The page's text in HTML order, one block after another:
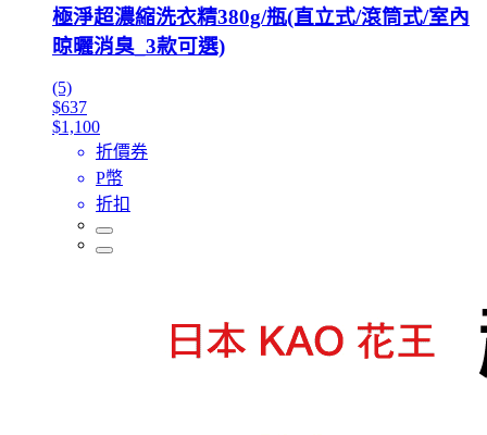
極淨超濃縮洗衣精380g/瓶(直立式/滾筒式/室內
晾曬消臭_3款可選)
(5)
$637
$1,100
折價券
P幣
折扣